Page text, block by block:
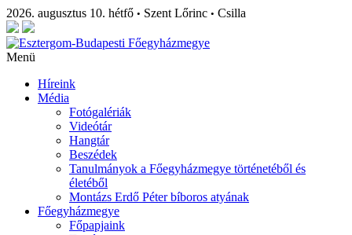
2026. augusztus 10. hétfő • Szent Lőrinc • Csilla
Menü
Híreink
Média
Fotógalériák
Videótár
Hangtár
Beszédek
Tanulmányok a Főegyházmegye történetéből és
életéből
Montázs Erdő Péter bíboros atyának
Főegyházmegye
Főpapjaink